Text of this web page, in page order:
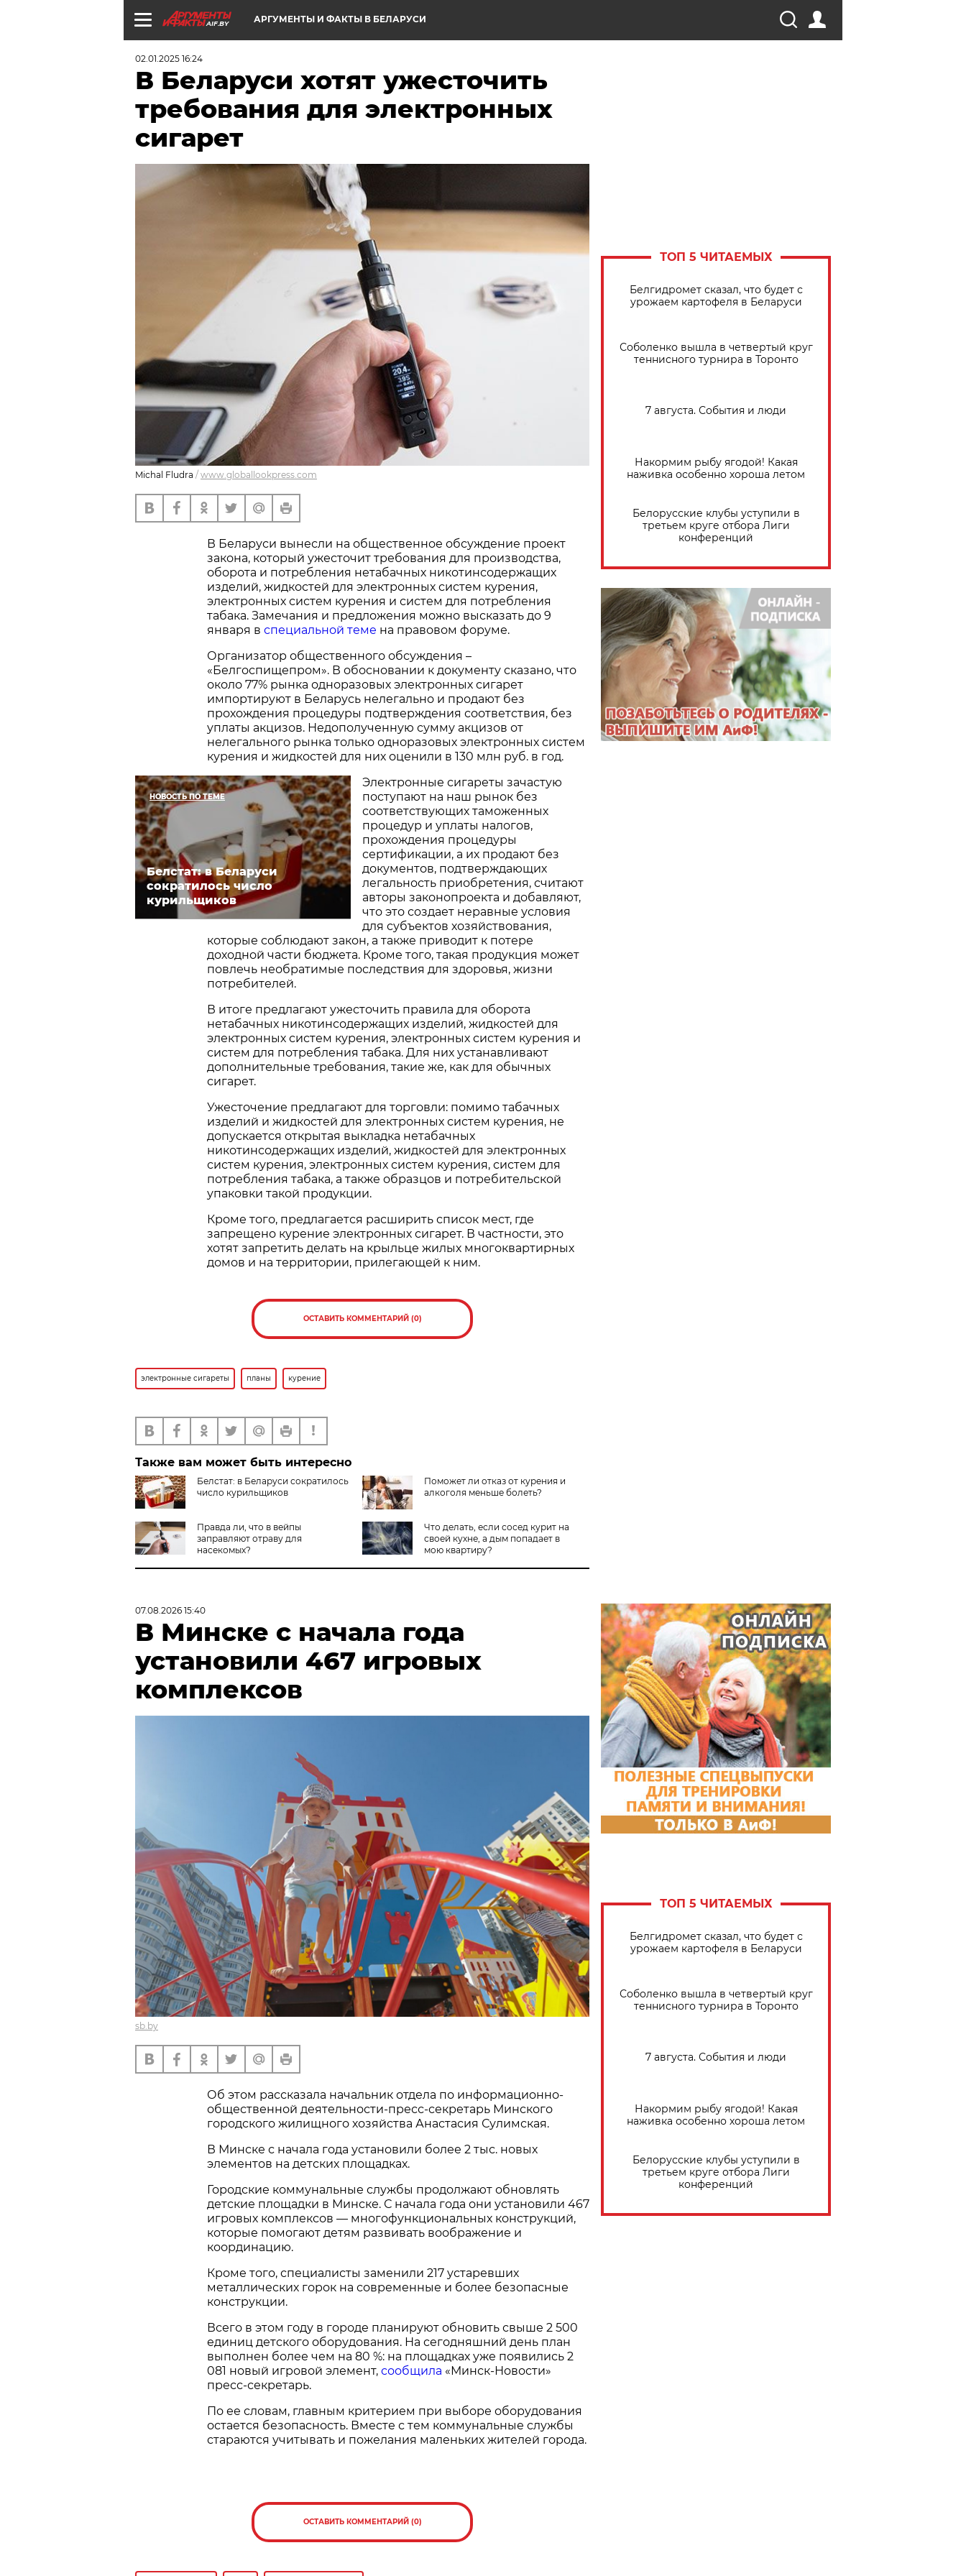
AIF.BY АРГУМЕНТЫ И ФАКТЫ В БЕЛАРУСИ
02.01.2025 16:24
В Беларуси хотят ужесточить
требования для электронных
сигарет
Michal Fludra / www.globallookpress.com
В Беларуси вынесли на общественное обсуждение проект
закона, который ужесточит требования для производства,
оборота и потребления нетабачных никотинсодержащих
изделий, жидкостей для электронных систем курения,
электронных систем курения и систем для потребления
табака. Замечания и предложения можно высказать до 9
января в специальной теме на правовом форуме.
Организатор общественного обсуждения –
«Белгоспищепром». В обосновании к документу сказано, что
около 77% рынка одноразовых электронных сигарет
импортируют в Беларусь нелегально и продают без
прохождения процедуры подтверждения соответствия, без
уплаты акцизов. Недополученную сумму акцизов от
нелегального рынка только одноразовых электронных систем
курения и жидкостей для них оценили в 130 млн руб. в год.
НОВОСТЬ ПО ТЕМЕ
Белстат: в Беларуси
сократилось число
курильщиков
Электронные сигареты зачастую
поступают на наш рынок без
соответствующих таможенных
процедур и уплаты налогов,
прохождения процедуры
сертификации, а их продают без
документов, подтверждающих
легальность приобретения, считают
авторы законопроекта и добавляют,
что это создает неравные условия
для субъектов хозяйствования,
которые соблюдают закон, а также приводит к потере
доходной части бюджета. Кроме того, такая продукция может
повлечь необратимые последствия для здоровья, жизни
потребителей.
В итоге предлагают ужесточить правила для оборота
нетабачных никотинсодержащих изделий, жидкостей для
электронных систем курения, электронных систем курения и
систем для потребления табака. Для них устанавливают
дополнительные требования, такие же, как для обычных
сигарет.
Ужесточение предлагают для торговли: помимо табачных
изделий и жидкостей для электронных систем курения, не
допускается открытая выкладка нетабачных
никотинсодержащих изделий, жидкостей для электронных
систем курения, электронных систем курения, систем для
потребления табака, а также образцов и потребительской
упаковки такой продукции.
Кроме того, предлагается расширить список мест, где
запрещено курение электронных сигарет. В частности, это
хотят запретить делать на крыльце жилых многоквартирных
домов и на территории, прилегающей к ним.
ОСТАВИТЬ КОММЕНТАРИЙ (0)
электронные сигареты планы курение
Также вам может быть интересно
Белстат: в Беларуси сократилось
число курильщиков
Поможет ли отказ от курения и
алкоголя меньше болеть?
Правда ли, что в вейпы
заправляют отраву для
насекомых?
Что делать, если сосед курит на
своей кухне, а дым попадает в
мою квартиру?
ТОП 5 ЧИТАЕМЫХ
Белгидромет сказал, что будет с
урожаем картофеля в Беларуси
Соболенко вышла в четвертый круг
теннисного турнира в Торонто
7 августа. События и люди
Накормим рыбу ягодой! Какая
наживка особенно хороша летом
Белорусские клубы уступили в
третьем круге отбора Лиги
конференций
07.08.2026 15:40
В Минске с начала года
установили 467 игровых
комплексов
sb.by
Об этом рассказала начальник отдела по информационно-
общественной деятельности-пресс-секретарь Минского
городского жилищного хозяйства Анастасия Сулимская.
В Минске с начала года установили более 2 тыс. новых
элементов на детских площадках.
Городские коммунальные службы продолжают обновлять
детские площадки в Минске. С начала года они установили 467
игровых комплексов — многофункциональных конструкций,
которые помогают детям развивать воображение и
координацию.
Кроме того, специалисты заменили 217 устаревших
металлических горок на современные и более безопасные
конструкции.
Всего в этом году в городе планируют обновить свыше 2 500
единиц детского оборудования. На сегодняшний день план
выполнен более чем на 80 %: на площадках уже появились 2
081 новый игровой элемент, сообщила «Минск-Новости»
пресс-секретарь.
По ее словам, главным критерием при выборе оборудования
остается безопасность. Вместе с тем коммунальные службы
стараются учитывать и пожелания маленьких жителей города.
ОСТАВИТЬ КОММЕНТАРИЙ (0)
ТОП 5 ЧИТАЕМЫХ
Белгидромет сказал, что будет с
урожаем картофеля в Беларуси
Соболенко вышла в четвертый круг
теннисного турнира в Торонто
7 августа. События и люди
Накормим рыбу ягодой! Какая
наживка особенно хороша летом
Белорусские клубы уступили в
третьем круге отбора Лиги
конференций